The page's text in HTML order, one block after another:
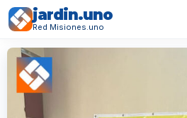
jardin.uno
Red Misiones.uno